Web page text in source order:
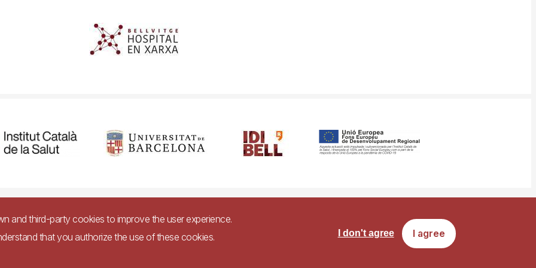
Imagen
and third-party cookies to improve the user experience.
that you authorize the use of these cookies.
I agree
I don't agree